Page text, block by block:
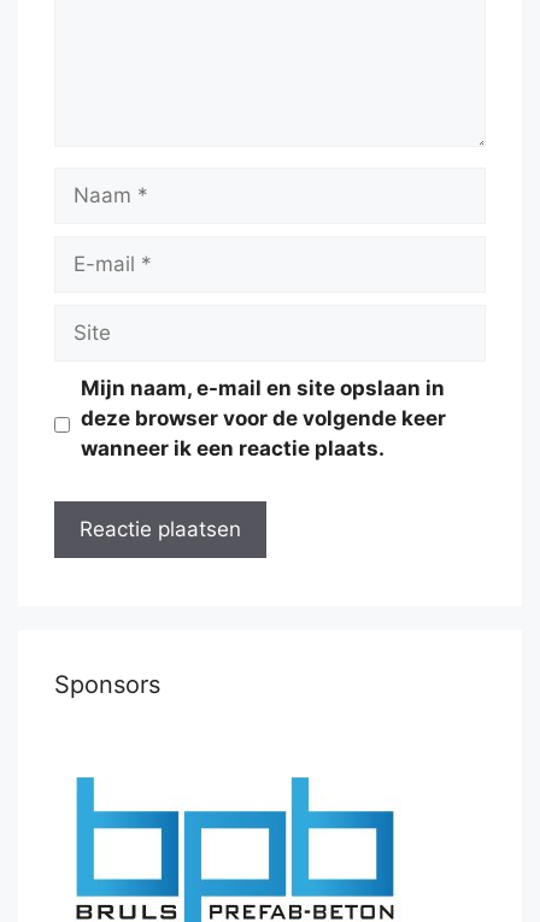
Naam
Site
Mijn naam, e-mail en site opslaan in
deze browser voor de volgende keer
wanneer ik een reactie plaats.
Sponsors